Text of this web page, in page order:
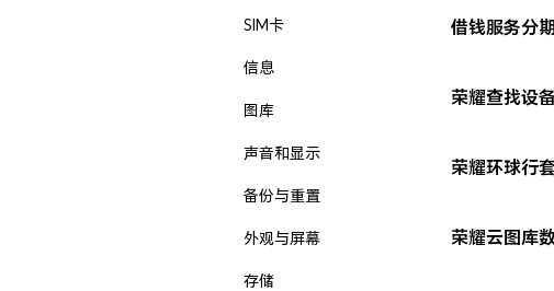
SIM卡
信息
图库
声音和显示
备份与重置
外观与屏幕
存储
借钱服务分
荣耀查找设
荣耀环球行
荣耀云图库